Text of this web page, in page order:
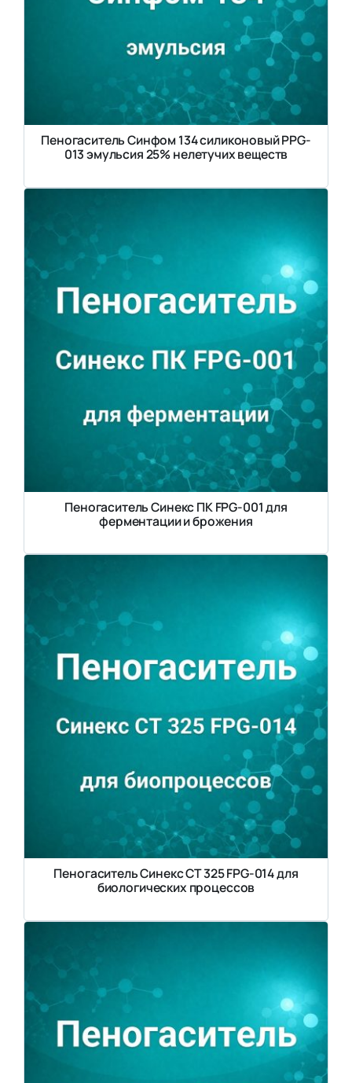
Пеногаситель Синфом 134 силиконовый PPG-
013 эмульсия 25% нелетучих веществ
Пеногаситель Синекс ПК FPG-001 для
ферментации и брожения
Пеногаситель Синекс СТ 325 FPG-014 для
биологических процессов